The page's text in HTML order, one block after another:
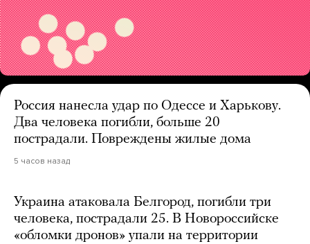
Россия нанесла удар по Одессе и Харькову.
Два человека погибли, больше 20
пострадали. Повреждены жилые дома
5 часов назад
Украина атаковала Белгород, погибли три
человека, пострадали 25. В Новороссийске
«обломки дронов» упали на территории